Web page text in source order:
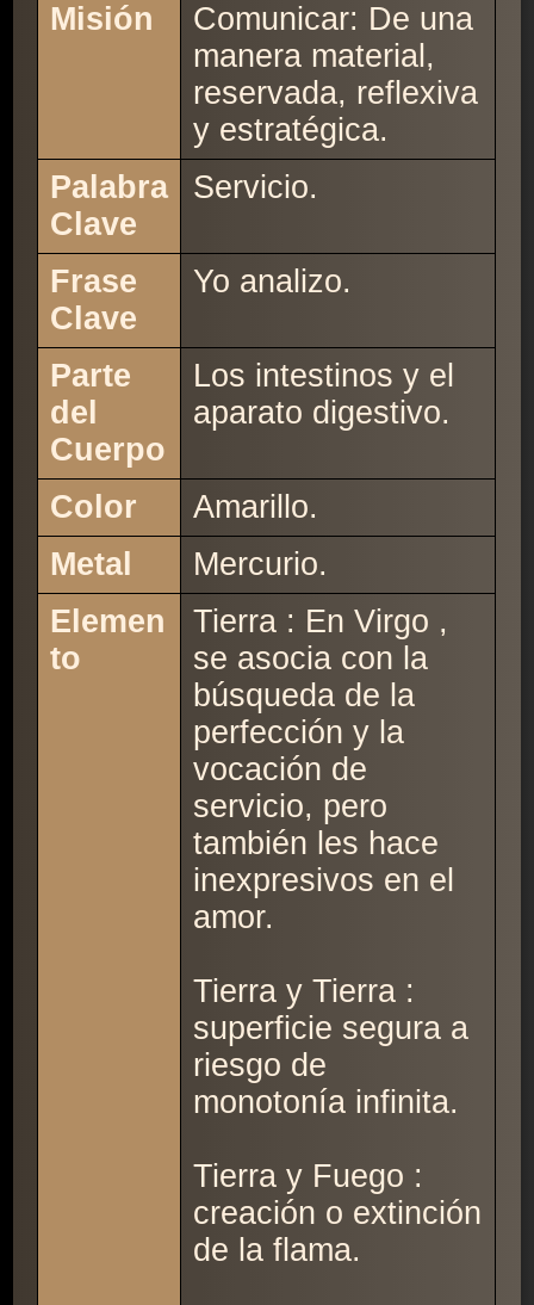
Misión
Comunicar: De una
manera material,
reservada, reflexiva
y estratégica.
Palabra
Clave
Servicio.
Frase
Clave
Yo analizo.
Parte
del
Cuerpo
Los intestinos y el
aparato digestivo.
Color
Amarillo.
Metal
Mercurio.
Elemen
to
Tierra : En Virgo ,
se asocia con la
búsqueda de la
perfección y la
vocación de
servicio, pero
también les hace
inexpresivos en el
amor.
Tierra y Tierra :
superficie segura a
riesgo de
monotonía infinita.
Tierra y Fuego :
creación o extinción
de la flama.